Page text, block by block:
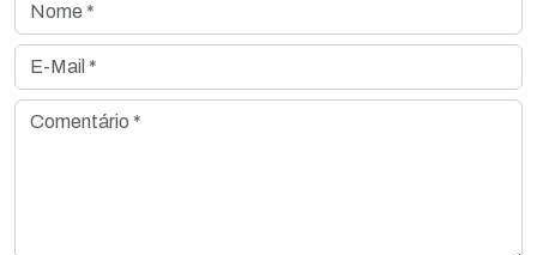
E-Mail *
Comentário *